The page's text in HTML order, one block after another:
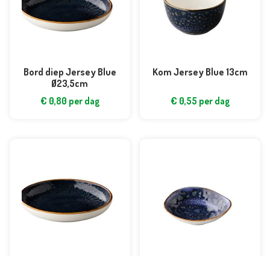
Bord diep Jersey Blue
Ø23,5cm
€ 0,80 per dag
Kom Jersey Blue 13cm
€ 0,55 per dag